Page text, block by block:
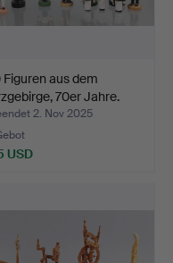
Figuren aus dem
70er Jahre.
2. Nov 2025
USD